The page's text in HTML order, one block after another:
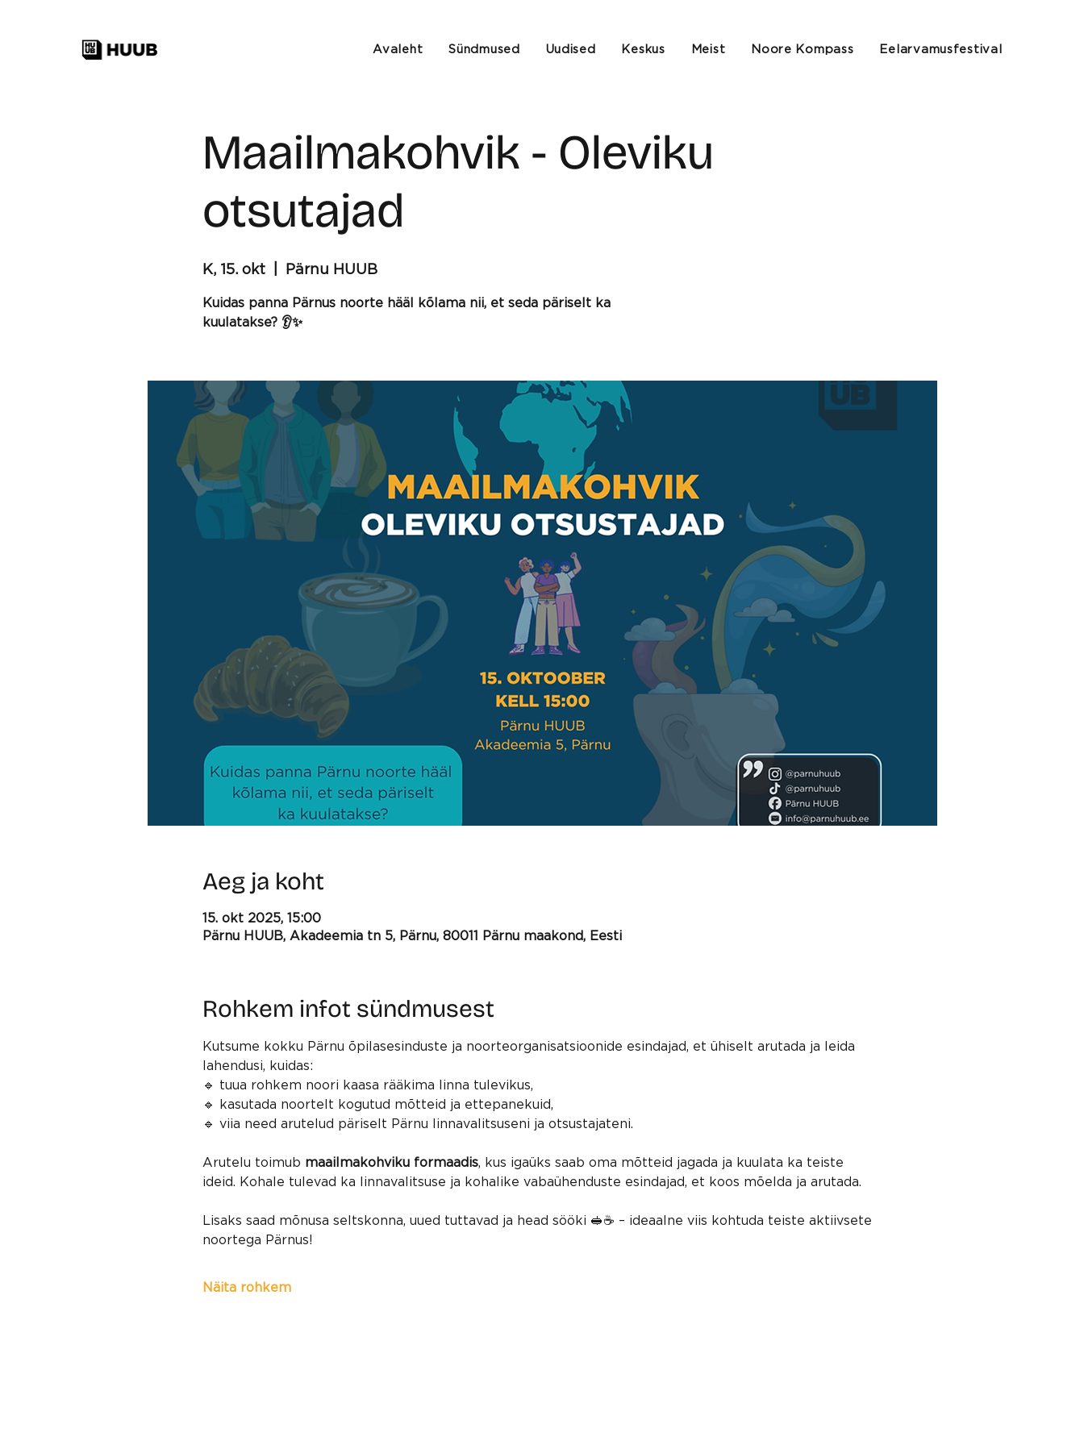
Avaleht Sündmused Uudised Keskus Meist Noore Kompass Eelarvamusfestival
Maailmakohvik - Oleviku
otsutajad
K, 15. okt
  |
Pärnu HUUB
Kuidas panna Pärnus noorte hääl kõlama nii, et seda päriselt ka
kuulatakse? 👂✨
Aeg ja koht
15. okt 2025, 15:00
Pärnu HUUB, Akadeemia tn 5, Pärnu, 80011 Pärnu maakond, Eesti
Rohkem infot sündmusest
Kutsume kokku Pärnu õpilasesinduste ja noorteorganisatsioonide esindajad, et ühiselt arutada ja leida
lahendusi, kuidas:
🔹 tuua rohkem noori kaasa rääkima linna tulevikus,
🔹 kasutada noortelt kogutud mõtteid ja ettepanekuid,
🔹 viia need arutelud päriselt Pärnu linnavalitsuseni ja otsustajateni.
Arutelu toimub maailmakohviku formaadis, kus igaüks saab oma mõtteid jagada ja kuulata ka teiste
ideid. Kohale tulevad ka linnavalitsuse ja kohalike vabaühenduste esindajad, et koos mõelda ja arutada.
Lisaks saad mõnusa seltskonna, uued tuttavad ja head sööki 🥪☕ – ideaalne viis kohtuda teiste aktiivsete
noortega Pärnus!
Näita rohkem